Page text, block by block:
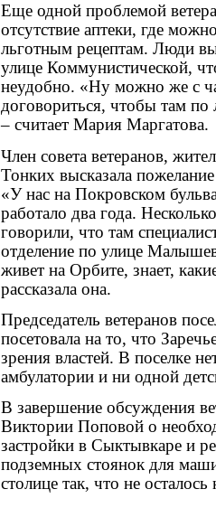
Еще одной проблемой
отсутствие аптеки, где
льготным рецептам. Люди
улице Коммунистической,
неудобно. «Ну можно же с
договориться, чтобы там
– считает Мария Маргатова.
Член совета ветеранов,
Тонких высказала
«У нас на Покровском
работало два года.
говорили, что там
отделение по улице
живет на Орбите, знает,
рассказала она.
Председатель ветеранов
посетовала на то, что
зрения властей. В поселке
амбулатории и ни одной
В завершение обсуждения
Виктории Поповой о
застройки в Сыктывкаре и
подземных стоянок для
столице так, что не